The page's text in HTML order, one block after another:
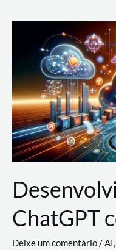
Nuvem:
Google
Cloud,
AWS
e
Azure
ChatGPT
Deixe um comentário/AI,